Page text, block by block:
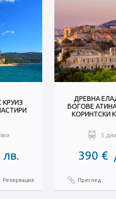
Резервация
ДРЕВНА
БОГОВЕ
КОРИНТСКИ
5
390 €
Преглед